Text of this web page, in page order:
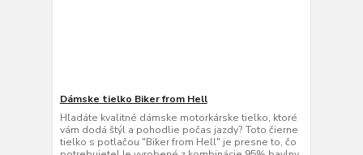
Dámske tielko Biker from Hell
Hľadáte kvalitné dámske motorkárske tielko, ktoré
vám dodá štýl a pohodlie počas jazdy? Toto čierne
tielko s potlačou "Biker from Hell" je presne to, čo